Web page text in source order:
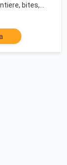
bites,
e